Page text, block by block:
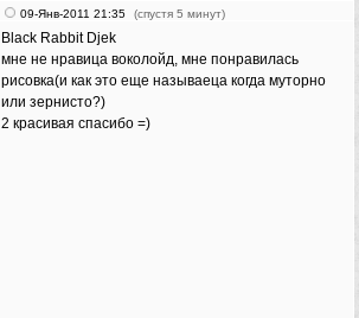
[Touhou Team]
[Kawaii Team]
[Chaotic-Neutral's Team]
Vegetarians eat vegetables. Beware of humanitarians!
09-Янв-2011 21:35 (спустя 5 минут)
Black Rabbit Djek
мне не нравица воколойд, мне понравилась
рисовка(и как это еще называеца когда муторно
или зернисто?)
2 красивая спасибо =)